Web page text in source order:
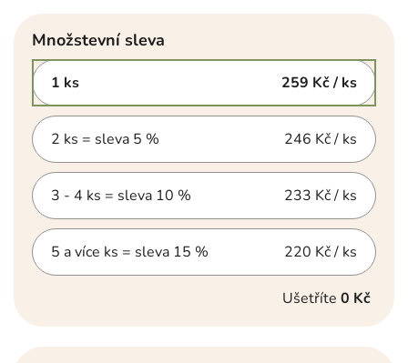
Množstevní sleva
1 ks 259 Kč/ ks
2 ks = sleva 5 % 246 Kč/ ks
3 - 4 ks = sleva 10 % 233 Kč/ ks
5 a více ks = sleva 15 % 220 Kč/ ks
Ušetříte 0 Kč